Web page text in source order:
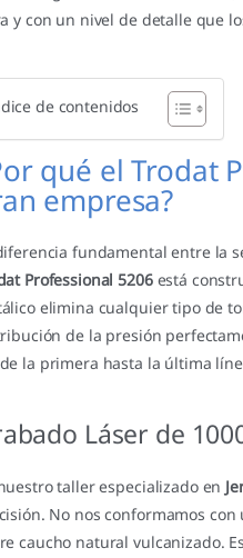
y con un nivel de detalle que
de contenidos
qué el Trodat
empresa?
fundamental entre la
Professional 5206está
elimina cualquier tipo de
de la presión
la primera hasta la última
Láser de
taller especializado en
No nos conformamos
caucho natural vulcanizado.